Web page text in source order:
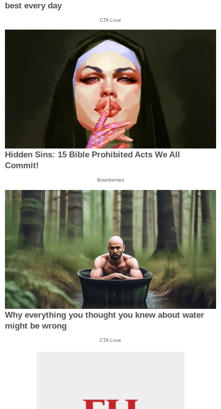
best every day
CTA Love
Hidden Sins: 15 Bible Prohibited Acts We All
Commit!
Brainberries
Why everything you thought you knew about water
might be wrong
CTA Love